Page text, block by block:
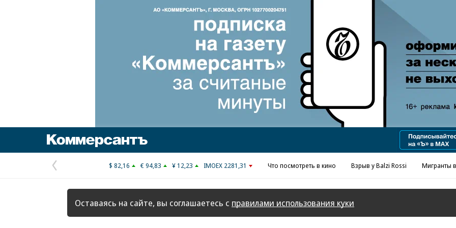
Реклама в «Ъ» www.kommersant.ru/ad
Предыдущая
страница
$ 82,16 € 94,83 ¥ 12,23 IMOEX 2281,31 Что посмотреть в кино Взрыв у Balzi Rossi Мигранты
Оставаясь на сайте, вы соглашаетесь с правилами использования куки